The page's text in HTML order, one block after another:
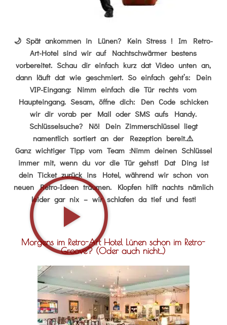
🌙 Spät ankommen in Lünen? Kein Stress ! Im Retro-
Art-Hotel sind wir auf Nachtschwärmer bestens
vorbereitet. Schau dir einfach kurz dat Video unten an,
dann läuft dat wie geschmiert. So einfach geht’s: Dein
VIP-Eingang: Nimm einfach die Tür rechts vom
Haupteingang. Sesam, öffne dich: Den Code schicken
wir dir vorab per Mail oder SMS aufs Handy.
Schlüsselsuche? Nö! Dein Zimmerschlüssel liegt
namentlich sortiert an der Rezeption bereit.⚠️
Ganz wichtiger Tipp vom Team :Nimm deinen Schlüssel
immer mit, wenn du vor die Tür gehst! Dat Ding ist
dein Ticket zurück ins Hotel, während wir schon von
neuen Retro-Ideen träumen. Klopfen hilft nachts nämlich
leider gar nix – wir schlafen da tief und fest!
Morgens im Retro-Art Hotel Lünen schon im Retro-
Groove? (Oder auch nicht...)